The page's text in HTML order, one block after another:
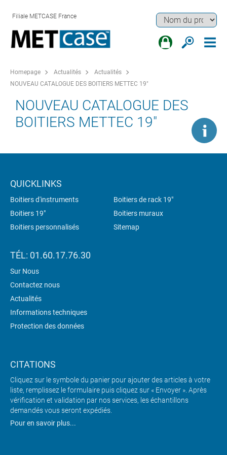
Filiale METCASE France
Homepage Actualités
Actualités
NOUVEAU CATALOGUE DES BOITIERS METTEC 19"
NOUVEAU CATALOGUE DES
BOITIERS METTEC 19"
QUICKLINKS
Boitiers d'instruments
Boitiers de rack 19"
Boitiers 19"
Boitiers muraux
Boitiers personnalisés
Sitemap
TÉL: 01.60.17.76.30
Sur Nous
Contactez nous
Actualités
Informations techniques
Protection des données
CITATIONS
Cliquez sur le symbole du panier pour ajouter des articles à votre
liste, remplissez le formulaire puis cliquez sur « Envoyer ». Après
vérification et validation par nos services, les échantillons
demandés vous seront expédiés.
Pour en savoir plus...